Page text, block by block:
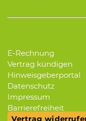
E-Rechnung
Vertrag kündigen
Hinweisgeberportal
Datenschutz
Impressum
Barrierefreiheit
Vertrag